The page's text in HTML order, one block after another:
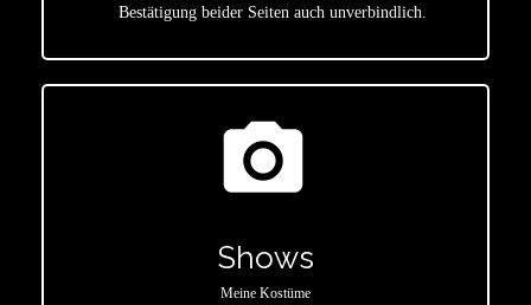
Bestätigung beider Seiten auch unverbindlich.
photo_camera
Shows
Meine Kostüme